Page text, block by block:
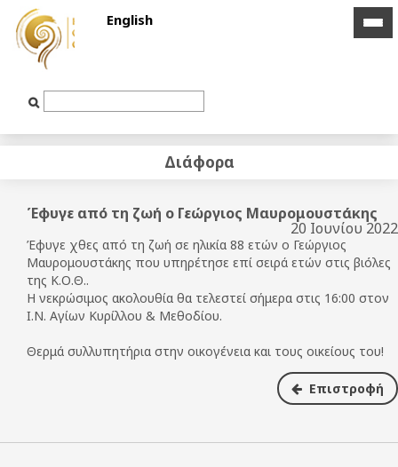
icon
icon
English
Input
Διάφορα
Έφυγε από τη ζωή ο Γεώργιος Μαυρομουστάκης
20 Ιουνίου 2022
Έφυγε χθες από τη ζωή σε ηλικία 88 ετών ο Γεώργιος
Μαυρομουστάκης που υπηρέτησε επί σειρά ετών στις βιόλες
της Κ.Ο.Θ..
Η νεκρώσιμος ακολουθία θα τελεστεί σήμερα στις 16:00 στον
Ι.Ν. Αγίων Κυρίλλου & Μεθοδίου.
Θερμά συλλυπητήρια στην οικογένεια και τους οικείους του!
Επιστροφή